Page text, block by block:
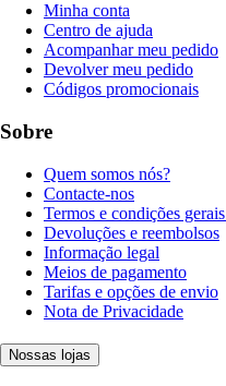
Minha conta
Centro de ajuda
Acompanhar meu pedido
Devolver meu pedido
Códigos promocionais
Sobre
Quem somos nós?
Contacte-nos
Termos e condições
Devoluções e reembolsos
Informação legal
Meios de pagamento
Tarifas e opções de envio
Nota de Privacidade
Nossas lojas